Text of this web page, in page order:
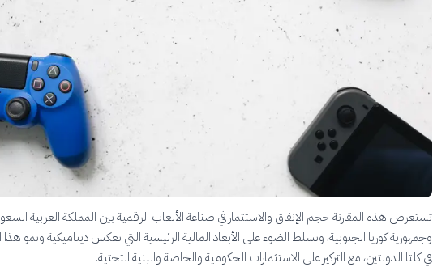
تستعرض هذه المقارنة حجم الإنفاق والاستثمار في صناعة الألعاب الرقمية بين المملكة العربية
وجمهورية كوريا الجنوبية، وتسلط الضوء على الأبعاد المالية الرئيسية التي تعكس ديناميكية ونمو
في كلتا الدولتين، مع التركيز على الاستثمارات الحكومية والخاصة والبنية التحتية.